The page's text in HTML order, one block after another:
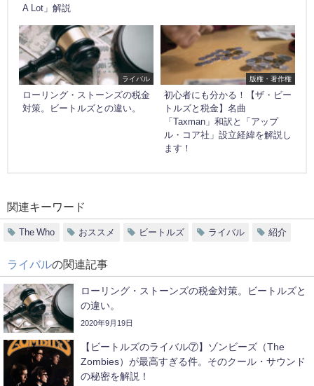
A Lot」解説
ライバル
ローリング・ストーンズの税金
対策。ビートルズとの違い。
版権・著作権
初心者にも分かる！【ザ・ビー
トルズと税金】名曲
「Taxman」和訳と「アップ
ル・コア社」設立経緯を解説し
ます！
関連キーワード
The Who おススメ ビートルズ ライバル 紹介
ライバルの関連記事
ローリング・ストーンズの税金対策。ビートルズと
の違い。
2020年9月19日
【ビートルズのライバル⑦】ゾンビーズ（The
Zombies）が最高すぎる件。そのクール・サウンド
の秘密を解説！